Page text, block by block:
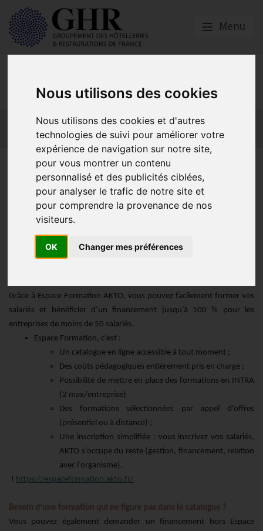
Nous utilisons des cookies
Nous utilisons des cookies et d'autres
technologies de suivi pour améliorer votre
expérience de navigation sur notre site,
pour vous montrer un contenu
personnalisé et des publicités ciblées,
pour analyser le trafic de notre site et
pour comprendre la provenance de nos
visiteurs.
OK Changer mes préférences
Menu
Handicap
Actualité 2026 Nos Métiers
Offres d’Emploi
Formation
Mission Handicap
Financement formation 2025
- Ne passez pas à côté de
votre prise en charge !
Actualité 2026
Grâce à Espace Formation AKTO, vous pouvez facilement former vos
salariés et bénéficier d’un financement jusqu’à 100 % pour les
entreprises de moins de 50 salariés.
Espace Formation, c’est :
Un catalogue en ligne accessible à tout moment ;
Des coûts pédagogiques entièrement pris en charge ;
Possibilité de mettre en place des formations en INTRA
(2 max/entreprise)
Des formations sélectionnées par appel d’offres
(présentiel ou à distance) ;
Une inscription simplifiée : vous inscrivez vos salariés,
AKTO s’occupe du reste (gestion, financement, relation
avec l’organisme).
! https://espaceformation.akto.fr/
Besoin d’une formation qui ne figure pas dans le catalogue ?
Vous pouvez également demander un financement hors Espace